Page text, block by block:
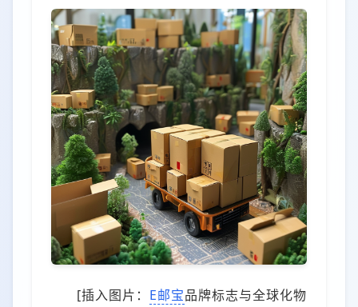
[插入图片： E邮宝品牌标志与全球化物